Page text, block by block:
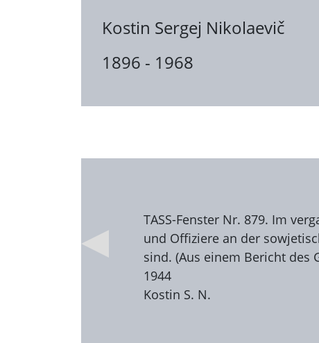
Kostin Sergej Nikolaevič
1896 - 1968
TASS-Fenster Nr. 879. Im
und Offiziere an der
sind. (Aus einem Bericht des
1944
Kostin S. N.